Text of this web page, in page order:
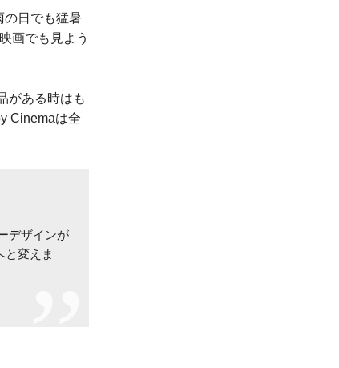
の日でも猛暑
画でも見よう
がある時はも
Cinemaは全
デザインが
と変えま